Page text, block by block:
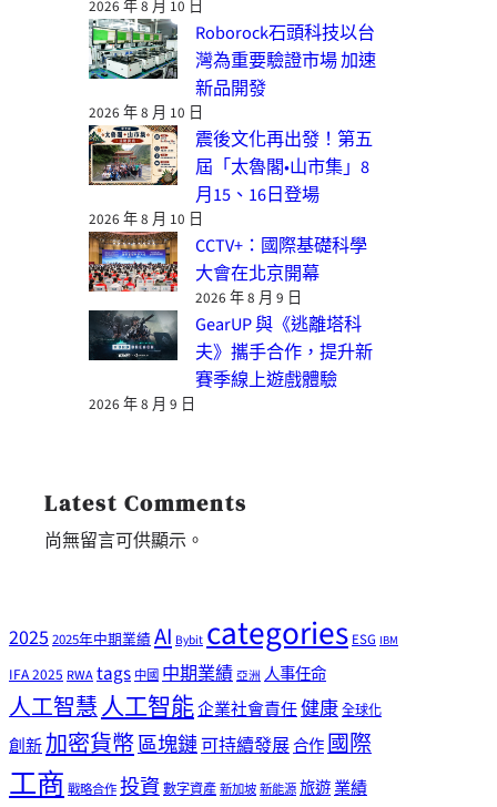
2026 年 8 月 10 日
Roborock石頭科技以台
灣為重要驗證市場 加速
新品開發
2026 年 8 月 10 日
震後文化再出發！第五
屆「太魯閣•山市集」8
月15、16日登場
2026 年 8 月 10 日
CCTV+：國際基礎科學
大會在北京開幕
2026 年 8 月 9 日
GearUP 與《逃離塔科
夫》攜手合作，提升新
賽季線上遊戲體驗
2026 年 8 月 9 日
Latest Comments
尚無留言可供顯示。
20252025年中期業績AI Bybitcategories ESG IBM
IFA 2025 RWAtags 中國 中期業績 亞洲 人事任命
人工智慧人工智能企業社會責任健康全球化
創新加密貨幣區塊鏈可持續發展合作國際
工商戰略合作投資數字資產新加坡新能源旅遊業績